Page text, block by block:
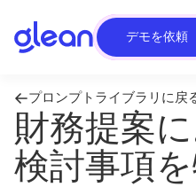
デモを依頼
プロンプトライブラリに戻
財務提案
検討事項